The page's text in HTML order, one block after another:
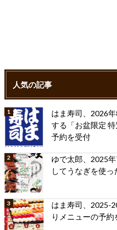
人気の記事
はま寿司、2026
する「お盆限定
予約を受付
ゆで太郎、2025
してうなぎを使
はま寿司、2025-
りメニューの予約